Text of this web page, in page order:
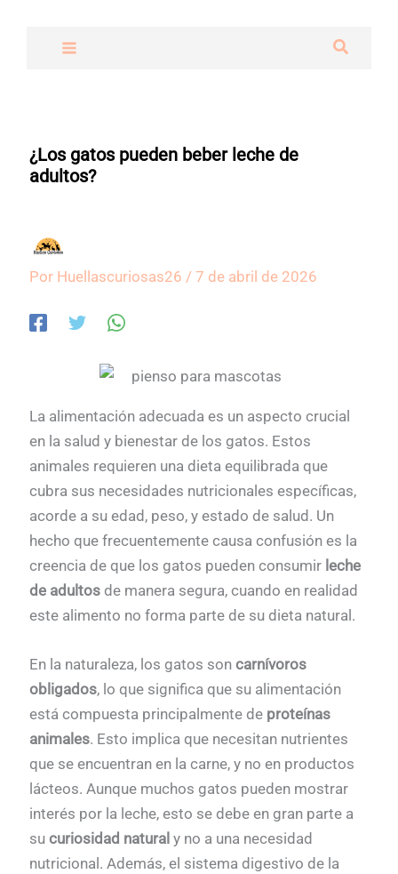
Buscar
¿Los gatos pueden beber leche de
adultos?
Por Huellascuriosas26 /7 de abril de 2026
La alimentación adecuada es un aspecto crucial
en la salud y bienestar de los gatos. Estos
animales requieren una dieta equilibrada que
cubra sus necesidades nutricionales específicas,
acorde a su edad, peso, y estado de salud. Un
hecho que frecuentemente causa confusión es la
creencia de que los gatos pueden consumir leche
de adultos de manera segura, cuando en realidad
este alimento no forma parte de su dieta natural.
En la naturaleza, los gatos soncarnívoros
obligados, lo que significa que su alimentación
está compuesta principalmente de proteínas
animales. Esto implica que necesitan nutrientes
que se encuentran en la carne, y no en productos
lácteos. Aunque muchos gatos pueden mostrar
interés por la leche, esto se debe en gran parte a
sucuriosidad natural y no a una necesidad
nutricional. Además, el sistema digestivo de la